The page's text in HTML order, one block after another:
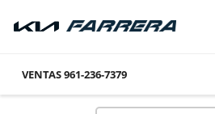
VENTAS961-236-7379
Fotos